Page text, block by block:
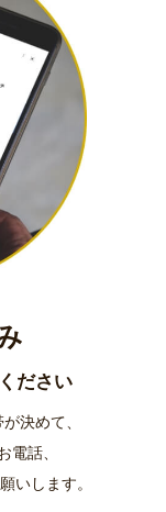
ださい
決めて、
電話、
いします。